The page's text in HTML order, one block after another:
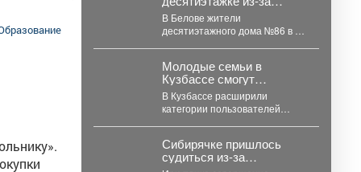
протечки встал лифт
В Белове жители
десятиэтажного дома №86 в 3-
Молодые семьи в
Кузбассе смогут
воспользоваться
услугами пунктов проката
вещей для
новорожденных
В Кузбассе расширили
категории пользователей
могут взять и...
Сибирячке пришлось
судиться из-за